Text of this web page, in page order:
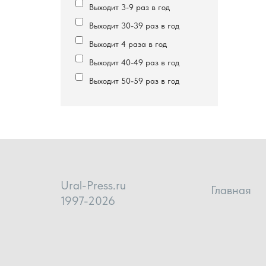
Выходит 3-9 раз в год
Выходит 30-39 раз в год
Выходит 4 раза в год
Выходит 40-49 раз в год
Выходит 50-59 раз в год
Ural-Press.ru
1997-2026
Главная